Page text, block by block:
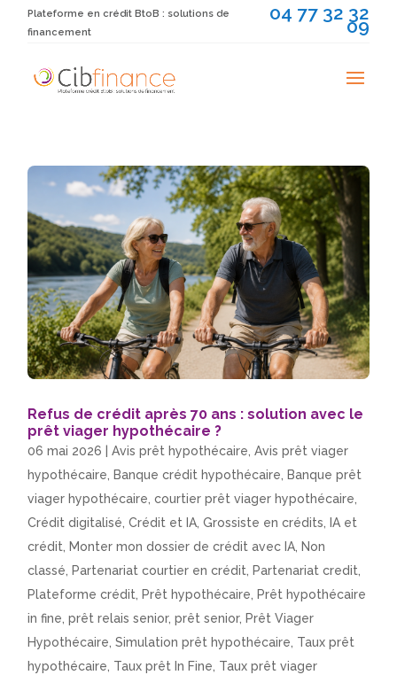
Plateforme en crédit BtoB : solutions de
financement
04 77 32 32
09
Refus de crédit après 70 ans : solution avec le
prêt viager hypothécaire ?
06 mai 2026 |Avis prêt hypothécaire ,Avis prêt viager
hypothécaire
Banque crédit hypothécaire
Banque prêt
viager hypothécaire ,courtier prêt viager hypothécaire
Crédit digitalisé ,Crédit et IA ,Grossiste en crédits
IA et
crédit
Monter mon dossier de crédit avec IA Non
classé
Partenariat courtier en crédit Partenariat credit
Plateforme crédit
Prêt hypothécaire
Prêt hypothécaire
in fine ,prêt relais senior,prêt senior, Prêt Viager
Hypothécaire ,Simulation prêt hypothécaire Taux prêt
hypothécaire Taux prêt In Fine Taux prêt viager